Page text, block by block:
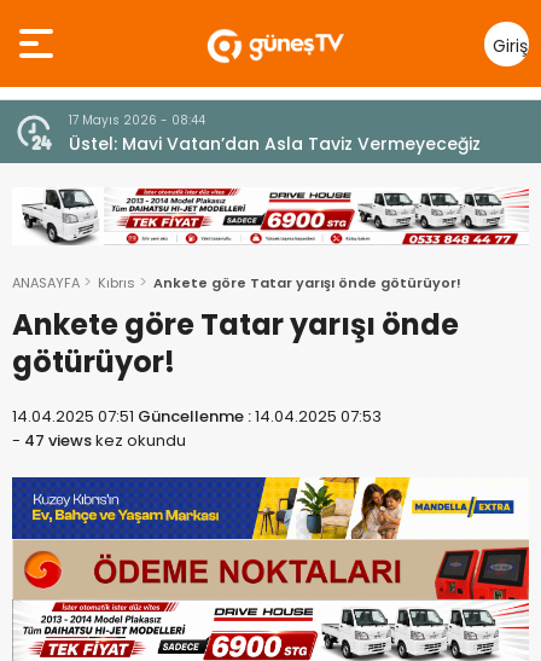
Giriş
Yap
7 Ağustos 2026 - 12:36
ÜSTEL: “ERENKÖY RUHU SONSUZA DEK YAŞAYACAK”
ANASAYFA Kıbrıs Ankete göre Tatar yarışı önde götürüyor!
Ankete göre Tatar yarışı önde
götürüyor!
14.04.2025 07:51 Güncellenme :14.04.2025 07:53
- 47 viewskez okundu